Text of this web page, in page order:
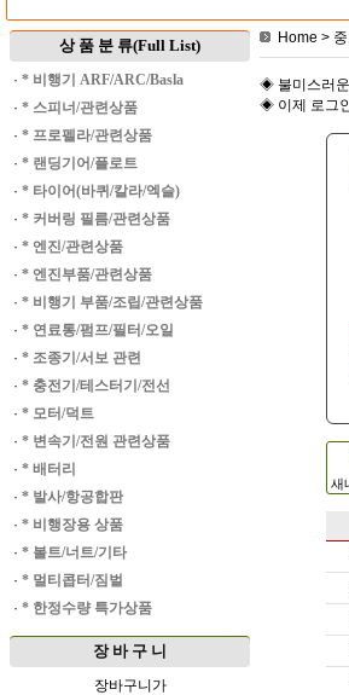
상 품 분 류(Full List)
· * 비행기 ARF/ARC/Basla
· * 스피너/관련상품
· * 프로펠라/관련상품
· * 랜딩기어/플로트
· * 타이어(바퀴/칼라/엑슬)
· * 커버링 필름/관련상품
· * 엔진/관련상품
· * 엔진부품/관련상품
· * 비행기 부품/조립/관련상품
· * 연료통/펌프/필터/오일
· * 조종기/서보 관련
· * 충전기/테스터기/전선
· * 모터/덕트
· * 변속기/전원 관련상품
· * 배터리
· * 발사/항공합판
· * 비행장용 상품
· * 볼트/너트/기타
· * 멀티콥터/짐벌
· * 한정수량 특가상품
장 바 구 니
장바구니가
Home >
◈ 불미스러운
◈ 이제 로그
새